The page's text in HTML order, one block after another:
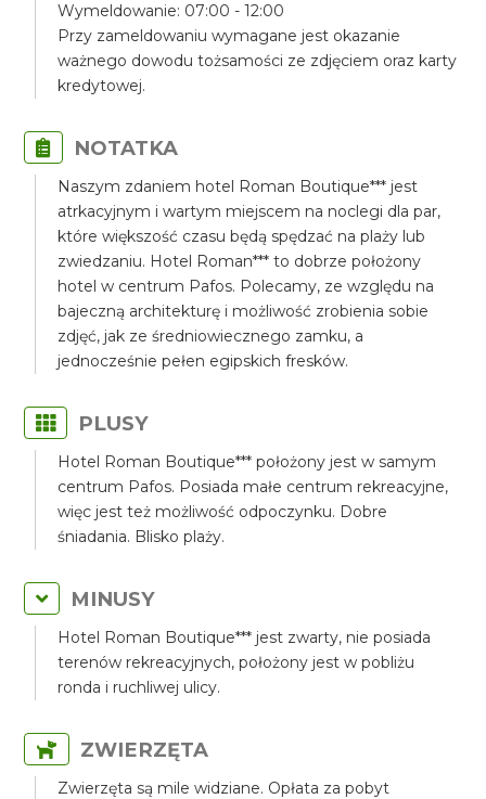
Wymeldowanie: 07:00 - 12:00
Przy zameldowaniu wymagane jest okazanie
ważnego dowodu tożsamości ze zdjęciem oraz karty
kredytowej.
NOTATKA
Naszym zdaniem hotel Roman Boutique*** jest
atrkacyjnym i wartym miejscem na noclegi dla par,
które większość czasu będą spędzać na plaży lub
zwiedzaniu. Hotel Roman*** to dobrze położony
hotel w centrum Pafos. Polecamy, ze względu na
bajeczną architekturę i możliwość zrobienia sobie
zdjęć, jak ze średniowiecznego zamku, a
jednocześnie pełen egipskich fresków.
PLUSY
Hotel Roman Boutique*** położony jest w samym
centrum Pafos. Posiada małe centrum rekreacyjne,
więc jest też możliwość odpoczynku. Dobre
śniadania. Blisko plaży.
MINUSY
Hotel Roman Boutique*** jest zwarty, nie posiada
terenów rekreacyjnych, położony jest w pobliżu
ronda i ruchliwej ulicy.
ZWIERZĘTA
Zwierzęta są mile widziane. Opłata za pobyt